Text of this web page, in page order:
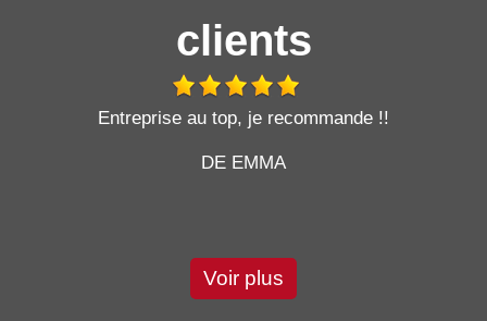
clients
Entreprise au top, je recommande !!
DE EMMA
Voir plus